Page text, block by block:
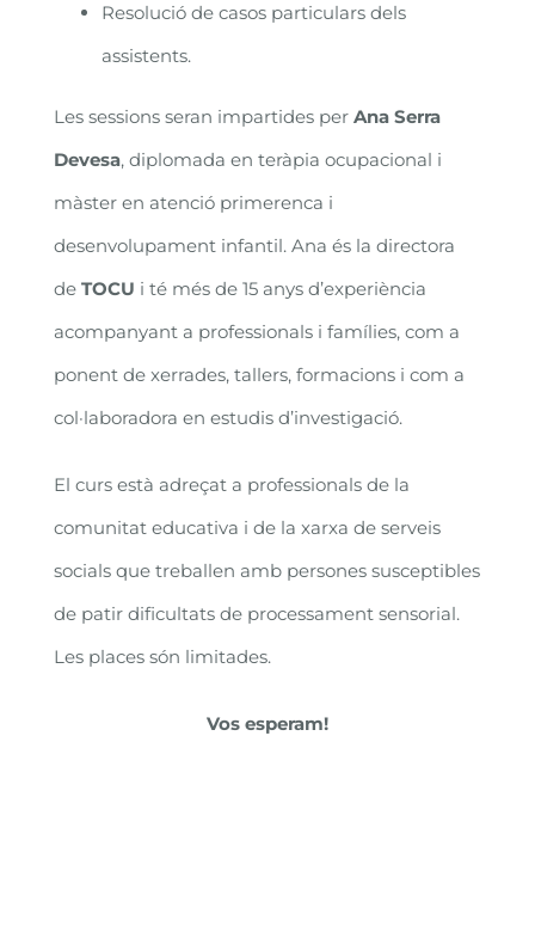
Resolució de casos particulars dels
assistents.
Les sessions seran impartides per Ana Serra
Devesa, diplomada en teràpia ocupacional i
màster en atenció primerenca i
desenvolupament infantil. Ana és la directora
de TOCU i té més de 15 anys d’experiència
acompanyant a professionals i famílies, com a
ponent de xerrades, tallers, formacions i com a
col·laboradora en estudis d’investigació.
El curs està adreçat a professionals de la
comunitat educativa i de la xarxa de serveis
socials que treballen amb persones susceptibles
de patir dificultats de processament sensorial.
Les places són limitades.
Vos esperam!